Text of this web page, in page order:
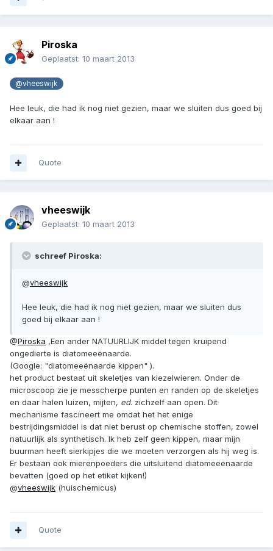
Piroska
Geplaatst: 10 maart 2013
@vheeswijk
Hee leuk, die had ik nog niet gezien, maar we sluiten dus goed bij
elkaar aan !
Quote
vheeswijk
Geplaatst: 10 maart 2013
schreef Piroska:
@vheeswijk
Hee leuk, die had ik nog niet gezien, maar we sluiten dus
goed bij elkaar aan !
@Piroska ,Een ander NATUURLIJK middel tegen kruipend
ongedierte is diatomeeënaarde.
(Google: "diatomeeënaarde kippen" ).
het product bestaat uit skeletjes van kiezelwieren. Onder de
microscoop zie je messcherpe punten en randen op de skeletjes
en daar halen luizen, mijten, ed. zichzelf aan open. Dit
mechanisme fascineert me omdat het het enige
bestrijdingsmiddel is dat niet berust op chemische stoffen, zowel
natuurlijk als synthetisch. Ik heb zelf geen kippen, maar mijn
buurman heeft sierkipjes die we moeten verzorgen als hij weg is.
Er bestaan ook mierenpoeders die uitsluitend diatomeeënaarde
bevatten (goed op het etiket kijken!)
@vheeswijk (huischemicus)
Quote